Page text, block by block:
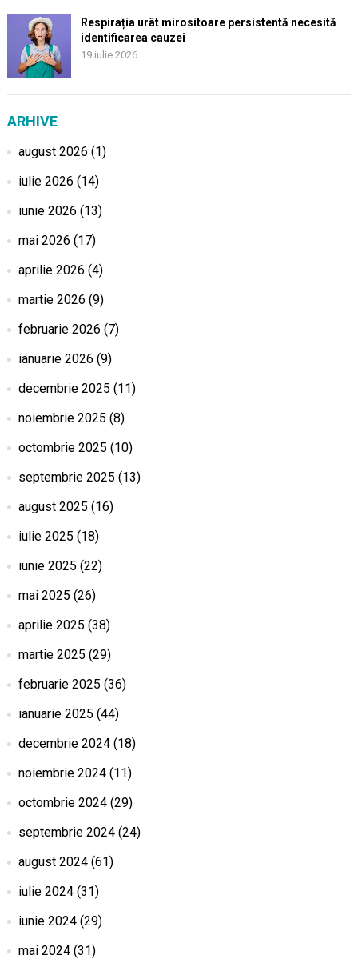
Respirația urât mirositoare persistentă necesită
identificarea cauzei
19 iulie 2026
ARHIVE
august 2026 (1)
iulie 2026 (14)
iunie 2026 (13)
mai 2026 (17)
aprilie 2026 (4)
martie 2026 (9)
februarie 2026 (7)
ianuarie 2026 (9)
decembrie 2025 (11)
noiembrie 2025 (8)
octombrie 2025 (10)
septembrie 2025 (13)
august 2025 (16)
iulie 2025 (18)
iunie 2025 (22)
mai 2025 (26)
aprilie 2025 (38)
martie 2025 (29)
februarie 2025 (36)
ianuarie 2025 (44)
decembrie 2024(18)
noiembrie 2024(11)
octombrie 2024(29)
septembrie 2024(24)
august 2024(61)
iulie 2024(31)
iunie 2024(29)
mai 2024(31)